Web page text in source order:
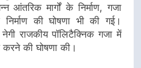
आंतरिक मार्गों के निर्माण, गजा
की घोषणा भी की गई।
राजकीय पॉलिटैक्निक गजा में
करने की घोषणा की।